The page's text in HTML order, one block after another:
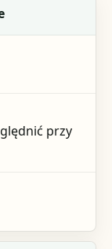
przy